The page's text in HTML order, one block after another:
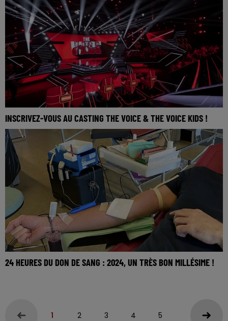
INSCRIVEZ-VOUS AU CASTING THE VOICE & THE VOICE KIDS !
24 HEURES DU DON DE SANG : 2024, UN TRÈS BON MILLÉSIME !
1 2 3 4 5